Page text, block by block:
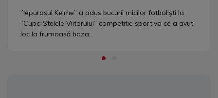
‘’Iepurasul Kelme’’ a adus bucurii micilor fotbaliști la
‘’Cupa Stelele Viitorului’’ competitie sportiva ce a avut
loc la frumoasă baza...